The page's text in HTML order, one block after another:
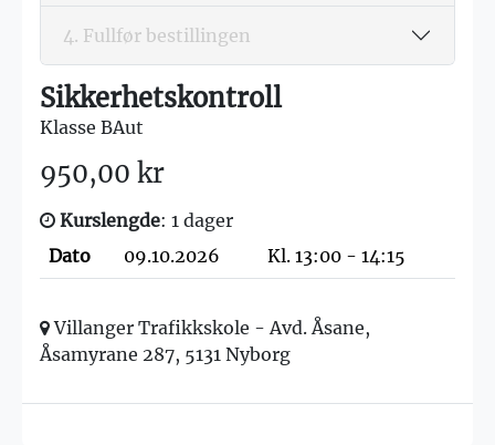
4. Fullfør bestillingen
Sikkerhetskontroll
Klasse BAut
950,00 kr
Kurslengde: 1 dager
Dato
09.10.2026 Kl. 13:00 - 14:15
Villanger Trafikkskole - Avd. Åsane,
Åsamyrane 287, 5131 Nyborg